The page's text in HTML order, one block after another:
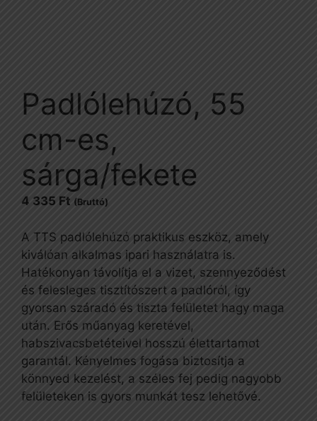
Padlólehúzó, 55
cm-es,
sárga/fekete
4 335 Ft (Bruttó)
A TTS padlólehúzó praktikus eszköz, amely
kiválóan alkalmas ipari használatra is.
Hatékonyan távolítja el a vizet, szennyeződést
és felesleges tisztítószert a padlóról, így
gyorsan száradó és tiszta felületet hagy maga
után. Erős műanyag keretével,
habszivacsbetéteivel hosszú élettartamot
garantál. Kényelmes fogása biztosítja a
könnyed kezelést, a széles fej pedig nagyobb
felületeken is gyors munkát tesz lehetővé.